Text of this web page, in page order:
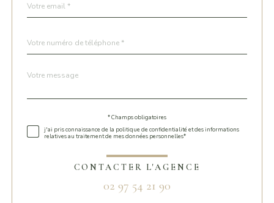
*
*
Fieldset
Message
*
* Champs obligatoires
j'ai pris connaissance de la politique de confidentialité et des informations
relatives au traitement de mes données personnelles*
CONTACTER L'AGENCE
02 97 54 21 90